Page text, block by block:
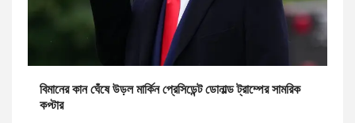
বিমানের কান ঘেঁষে উড়ল মার্কিন প্রেসিডেন্ট ডোনাল্ড ট্রাম্পের সামরিক
কপ্টার